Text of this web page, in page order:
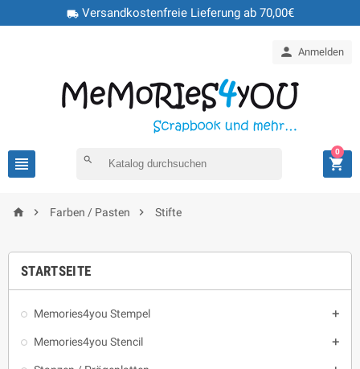
local_shippingVersandkostenfreie Lieferung ab 70,00€
 Anmelden
 search 
0
  Farben / Pasten  Stifte
STARTSEITE
Memories4you Stempel 
Memories4you Stencil 